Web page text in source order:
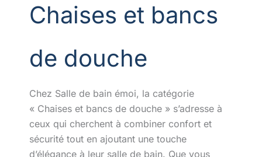
Chaises et bancs
de douche
Chez Salle de bain émoi, la catégorie
« Chaises et bancs de douche » s’adresse à
ceux qui cherchent à combiner confort et
sécurité tout en ajoutant une touche
d’élégance à leur salle de bain. Que vous